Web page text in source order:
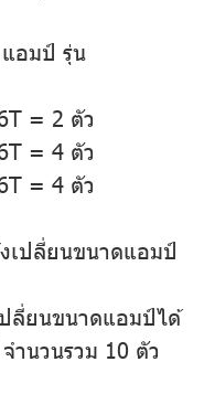
แอมป์ รุ่น
= 2 ตัว
= 4 ตัว
= 4 ตัว
เปลี่ยนขนาดแอมป์
ปลี่ยนขนาดแอมป์ได้
นวนรวม 10 ตัว